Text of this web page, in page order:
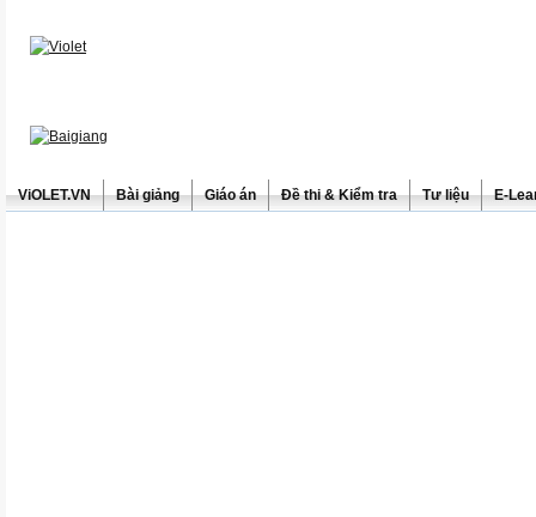
ViOLET.VN Bài giảng Giáo án Đề thi & Kiểm tra Tư liệu E-